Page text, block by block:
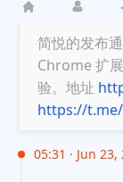
简悦的发布
Chrome 扩
验。地址
https://
05:31 · Jun 23,